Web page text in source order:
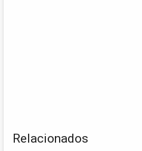
Relacionados